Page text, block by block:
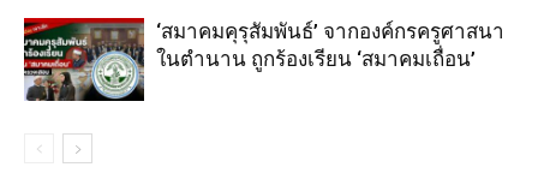
‘สมาคมคุรุสัมพันธ์’ จากองค์กรครูศาสนา
ในตำนาน ถูกร้องเรียน ‘สมาคมเถื่อน’